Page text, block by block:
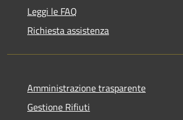
Leggi le FAQ
Richiesta assistenza
Amministrazione trasparente
Gestione Rifiuti